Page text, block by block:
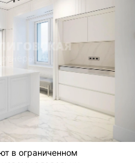
в ограниченном